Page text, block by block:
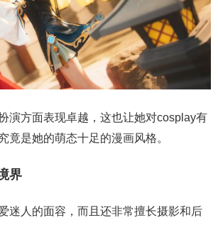
演方面表现卓越，这也让她对cosplay有
竟是她的萌态十足的漫画风格。
界
迷人的面容，而且还非常擅长摄影和后